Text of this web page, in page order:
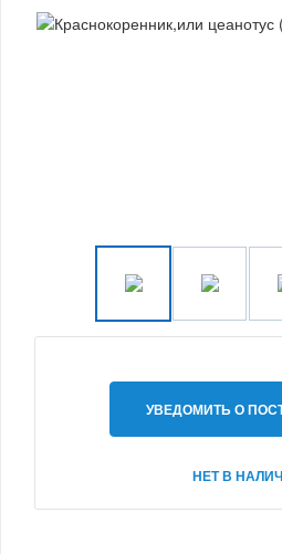
УВЕДОМИТЬ О
НЕТ В